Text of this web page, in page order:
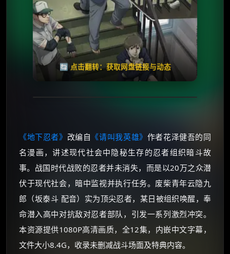
🔄 点击翻转：获取网盘链接与动态
失效请反馈
🧧️
天天领红包
《地下忍者》 改编自 《请叫我英雄》 作者花泽健吾的同
名漫画，讲述现代社会中隐秘生存的忍者组织暗斗故
事。战国时代战败的忍者并未消失，而是以20万之众潜
伏于现代社会，暗中监视并执行任务。废柴青年云隐九
郎（坂泰斗 配音）实为顶尖忍者，某日被组织唤醒，奉
命潜入高中对抗敌对忍者部队，引发一系列激烈冲突。
本资源提供1080P高清画质，全12集，内嵌中文字幕，
文件大小8.4G，收录未删减战斗场面及特典内容。